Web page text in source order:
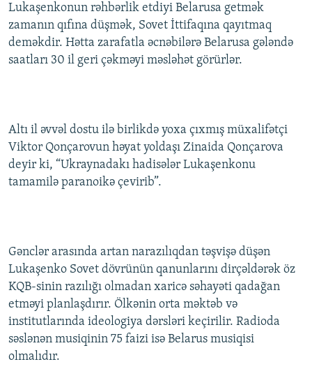
Lukaşenkonun rəhbərlik etdiyi Belarusa getmək
zamanın qıfına düşmək, Sovet İttifaqına qayıtmaq
deməkdir. Hətta zarafatla əcnəbilərə Belarusa gələndə
saatları 30 il geri çəkməyi məsləhət görürlər.
Altı il əvvəl dostu ilə birlikdə yoxa çıxmış müxalifətçi
Viktor Qonçarovun həyat yoldaşı Zinaida Qonçarova
deyir ki, “Ukraynadakı hadisələr Lukaşenkonu
tamamilə paranoikə çevirib”.
Gənclər arasında artan narazılıqdan təşvişə düşən
Lukaşenko Sovet dövrünün qanunlarını dirçəldərək öz
KQB-sinin razılığı olmadan xaricə səhayəti qadağan
etməyi planlaşdırır. Ölkənin orta məktəb və
institutlarında ideologiya dərsləri keçirilir. Radioda
səslənən musiqinin 75 faizi isə Belarus musiqisi
olmalıdır.